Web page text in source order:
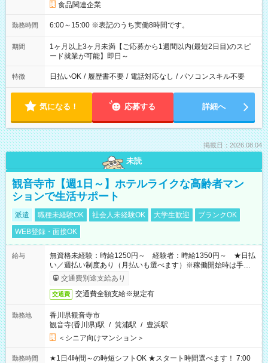
食品関連企業
勤務時間 6:00～15:00 ※表記のうち実働8時間です。
期間
1ヶ月以上3ヶ月未満【ご応募から1週間以内(最短2日目)のスピ
ード就業が可能】即日～
特徴 日払いOK / 履歴書不要 / 電話対応なし / パソコンスキル不要
気になる！ 応募する 詳細へ
掲載日：2026.08.04
未読
観音寺市【週1日～】ホテルライクな高齢者マン
ションで生活サポート
派遣 職種未経験OK 社会人未経験OK 大学生歓迎
ブランクOK
WEB登録・面接OK
給与
無資格未経験：時給1250円～ 経験者：時給1350円～ ★日払
い／週払い制度あり（月払いも選べます）※稼働開始時は手続き
完了次第のお支払いとなります。
交通費別途支給あり
交通費 交通費全額支給※規定有
勤務地
香川県観音寺市
観音寺(香川県)駅 / 箕浦駅 / 豊浜駅
＜シニア向けマンション＞
勤務時間
★1日4時間～の時短シフトOK ★スタート時間選べます！ 7:00